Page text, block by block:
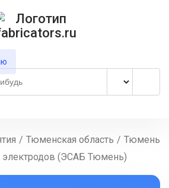
/ Тюменская область / Тюмень
электродов (ЭСАБ Тюмень)